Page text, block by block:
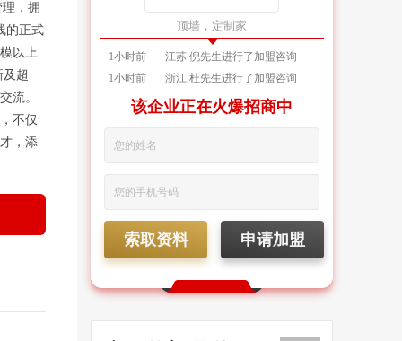
，拥
的正式
以上
超
流。
不仅
，添
顶墙，定制家
56分钟前
广东 谢女士进行了加盟咨询
浙江 俞先生获取了加盟资料
1小时前
江苏 倪先生进行了加盟咨询
1小时前
浙江 杜先生进行了加盟咨询
1小时前
广东 黄先生进行了加盟咨询
18分钟前
该企业正在火爆招商中
索取资料 申请加盟